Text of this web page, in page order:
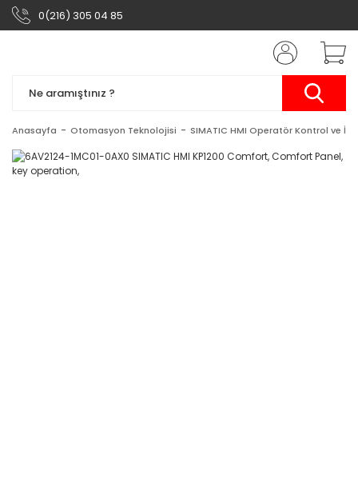
0(216) 305 04 85
Anasayfa Otomasyon Teknolojisi SIMATIC HMI Operatör Kontrol ve